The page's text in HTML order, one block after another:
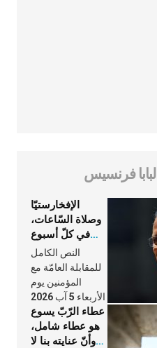
البابا فرنسيس
الإفخارستيّا
وصلاة السّاعات،
في كلّ أسبوع
وكلّ يوم، هما
النَّفَس في حياة
الكنيسة
النص الكامل
للمقابلة العامّة مع
المؤمنين يوم
الأربعاء 5 آب 2026
عطاء الرّبّ يسوع
هو عطاء شامل،
وأنّ عنايته بنا لا